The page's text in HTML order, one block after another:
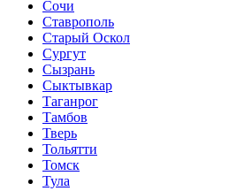
Сочи
Ставрополь
Старый Оскол
Сургут
Сызрань
Сыктывкар
Таганрог
Тамбов
Тверь
Тольятти
Томск
Тула